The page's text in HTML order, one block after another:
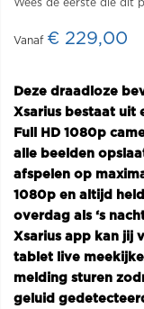
Wees de eerste die dit
€ 229,00
Deze draadloze
Xsarius bestaat uit
Full HD 1080p
alle beelden
afspelen op
1080p en altijd
overdag als ‘s
Xsarius app kan jij
tablet live
melding sturen
geluid